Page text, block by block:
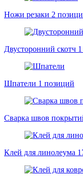
Ножи резаки 2
Двусторонний скотч
Шпатели 1 позиций
Сварка швов
Клей для линолеума